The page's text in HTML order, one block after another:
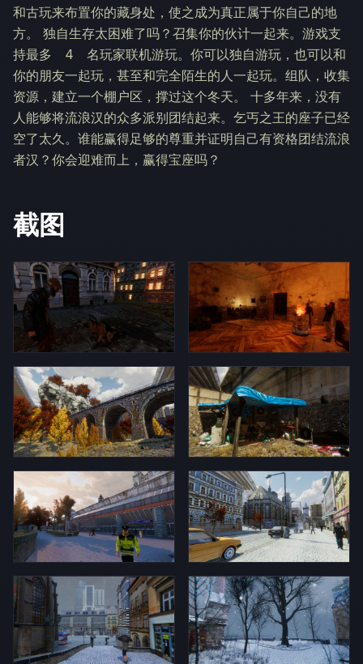
和古玩来布置你的藏身处，使之成为真正属于你自己的地
方。 独自生存太困难了吗？召集你的伙计一起来。游戏支
持最多 4 名玩家联机游玩。你可以独自游玩，也可以和
你的朋友一起玩，甚至和完全陌生的人一起玩。组队，收集
资源，建立一个棚户区，撑过这个冬天。 十多年来，没有
人能够将流浪汉的众多派别团结起来。乞丐之王的座子已经
空了太久。谁能赢得足够的尊重并证明自己有资格团结流浪
者汉？你会迎难而上，赢得宝座吗？
截图